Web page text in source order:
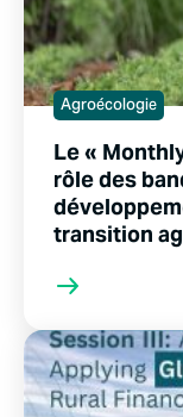
Agroécologie
Le «
rôle des
transition